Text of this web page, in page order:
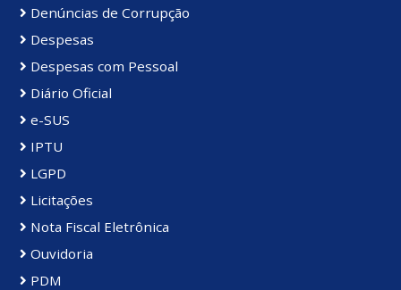
Denúncias de Corrupção
Despesas
Despesas com Pessoal
Diário Oficial
e-SUS
IPTU
LGPD
Licitações
Nota Fiscal Eletrônica
Ouvidoria
PDM